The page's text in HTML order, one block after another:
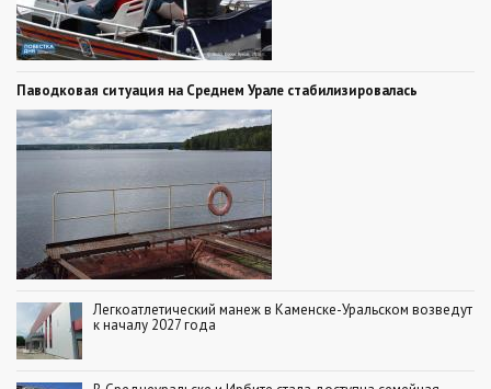
Паводковая ситуация на Среднем Урале стабилизировалась
Легкоатлетический манеж в Каменске-Уральском возведут
к началу 2027 года